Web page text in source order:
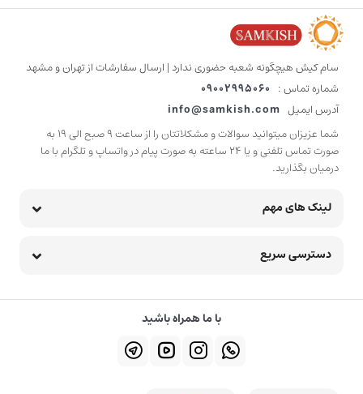
سام کیش هیچگونه شعبه حضوری ندارد | ارسال سفارشات از تهران و مشهد
شماره تماس : 09002995060
آدرس ایمیل info@samkish.com
شما عزیزان میتوانید سوالات و مشکلاتتان را از ساعت 9 صبح الی 19 به
صورت تماس تلفنی و یا 24 ساعته به صورت پیام در واتساپ و تلگرام با ما
درمیان بگذارید.
لینک های مهم
دسترسی سریع
با ما همراه باشید